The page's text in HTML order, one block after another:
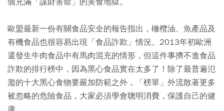
個充滿「謀財害命」的美食地獄。
歐盟最新一份有關食品安全的報告指出，橄欖油、魚產品及
有機食品也很容易出現「食品詐欺」情況。2013年初歐洲
還發生牛肉食品中有馬肉混充的情形，但這件事擠不進食品
詐欺的排行榜中，因為黑心食品實在太多了！除了最普遍氾
濫的十大黑心食物要嚴加防範之外，「榜單」外流散著更多
被忽略的危險食品，大家必須學會聰明消費，保護自己的健